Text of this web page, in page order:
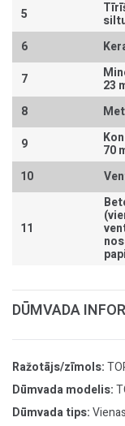
5
6
7
23
8
9
70
10
11
DŪMVADA
Ražotājs/zīmols:
Dūmvada modelis:
Dūmvada tips: